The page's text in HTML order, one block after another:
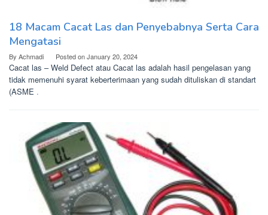
18 Macam Cacat Las dan Penyebabnya Serta Cara
Mengatasi
By Achmadi Posted onJanuary 20, 2024
Cacat las – Weld Defect atau Cacat las adalah hasil pengelasan yang
tidak memenuhi syarat keberterimaan yang sudah dituliskan di standart
(ASME .